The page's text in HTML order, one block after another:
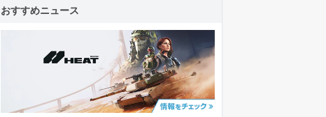
おすすめニュース